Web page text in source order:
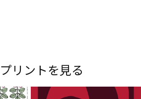
リーをお楽しみください。
Explore all prints
リントを見る